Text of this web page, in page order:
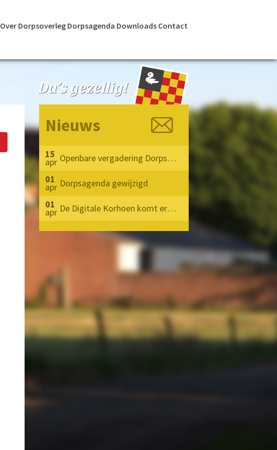
Over Dorpsoverleg Dorpsagenda Downloads Contact
Nieuws
15
apr Openbare vergadering Dorpsoverleg Milheeze 2026
01
apr Dorpsagenda gewijzigd
01
apr De Digitale Korhoen komt eraan !!